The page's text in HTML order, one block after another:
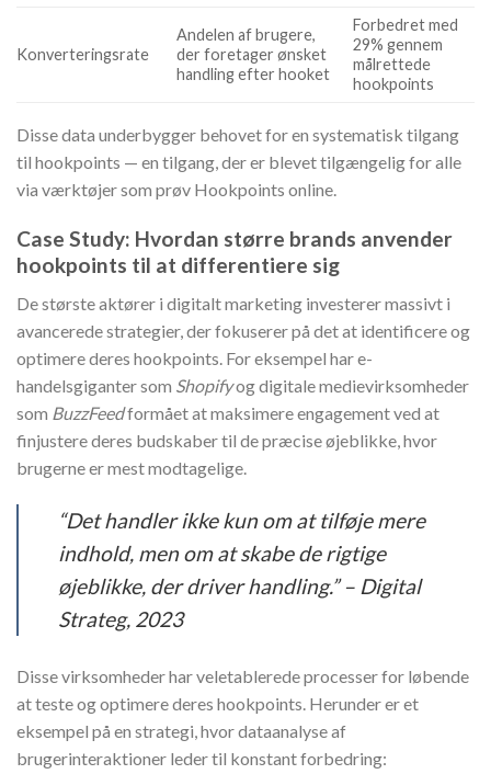
Konverteringsrate
Andelen af brugere,
der foretager ønsket
handling efter hooket
Forbedret med
29% gennem
målrettede
hookpoints
Disse data underbygger behovet for en systematisk tilgang
til hookpoints — en tilgang, der er blevet tilgængelig for alle
via værktøjer som prøv Hookpoints online.
Case Study: Hvordan større brands anvender
hookpoints til at differentiere sig
De største aktører i digitalt marketing investerer massivt i
avancerede strategier, der fokuserer på det at identificere og
optimere deres hookpoints. For eksempel har e-
handelsgiganter som Shopifyog digitale medievirksomheder
som BuzzFeedformået at maksimere engagement ved at
finjustere deres budskaber til de præcise øjeblikke, hvor
brugerne er mest modtagelige.
“Det handler ikke kun om at tilføje mere
indhold, men om at skabe de rigtige
øjeblikke, der driver handling.” – Digital
Strateg, 2023
Disse virksomheder har veletablerede processer for løbende
at teste og optimere deres hookpoints. Herunder er et
eksempel på en strategi, hvor dataanalyse af
brugerinteraktioner leder til konstant forbedring: